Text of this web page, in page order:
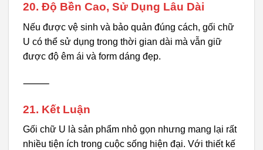
20. Độ Bền Cao, Sử Dụng Lâu Dài
Nếu được vệ sinh và bảo quản đúng cách, gối chữ
U có thể sử dụng trong thời gian dài mà vẫn giữ
được độ êm ái và form dáng đẹp.
⸻
21. Kết Luận
Gối chữ U là sản phẩm nhỏ gọn nhưng mang lại rất
nhiều tiện ích trong cuộc sống hiện đại. Với thiết kế